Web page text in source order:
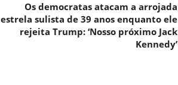
Os democratas atacam a arrojada
estrela sulista de 39 anos enquanto ele
rejeita Trump: ‘Nosso próximo Jack
Kennedy’